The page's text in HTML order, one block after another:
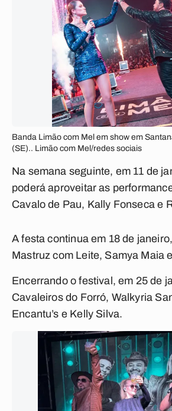
Banda Limão com Mel em show em
(SE).. Limão com Mel/redes sociais
Na semana seguinte, em 11 de
poderá aproveitar as
Cavalo de Pau, Kally Fonseca e
A festa continua em 18 de
Mastruz com Leite, Samya Maia
Encerrando o festival, em 25 de
Cavaleiros do Forró, Walkyria
Encantu’s e Kelly Silva.